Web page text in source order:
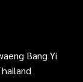
Bang Yi